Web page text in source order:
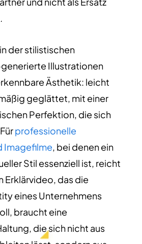
der stilistischen
Illustrationen
Ästhetik: leicht
geglättet, mit einer
Perfektion, die sich
professionelle
Imagefilme, bei denen ein
Stil essenziell ist, reicht
Erklärvideo, das die
eines Unternehmens
braucht eine
die sich nicht aus